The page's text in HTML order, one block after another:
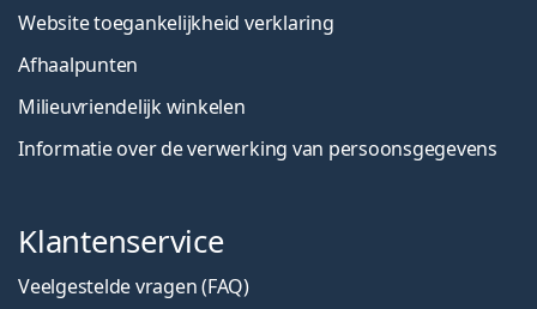
Website toegankelijkheid verklaring
Afhaalpunten
Milieuvriendelijk winkelen
Informatie over de verwerking van persoonsgegevens
Klantenservice
Veelgestelde vragen (FAQ)